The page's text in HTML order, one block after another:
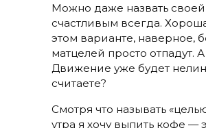
Можно даже назвать
счастливым всегда.
этом варианте, наверное,
матцелей просто отпадут.
Движение уже будет
считаете?
Смотря что называть
утра я хочу выпить кофе —